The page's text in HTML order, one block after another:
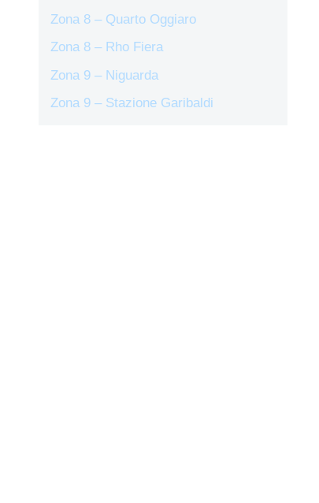
Zona 8 – Quarto Oggiaro
Zona 8 – Rho Fiera
Zona 9 – Niguarda
Zona 9 – Stazione Garibaldi